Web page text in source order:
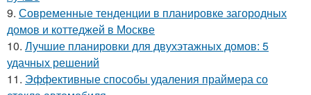
9. Современные тенденции в планировке загородных
домов и коттеджей в Москве
10. Лучшие планировки для двухэтажных домов: 5
удачных решений
11. Эффективные способы удаления праймера со